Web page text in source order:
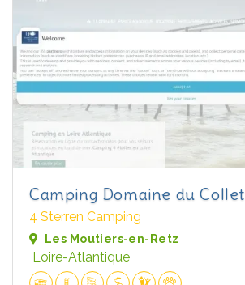
Camping Domaine du Collet
4 Sterren Camping
Les Moutiers-en-Retz
Loire-Atlantique